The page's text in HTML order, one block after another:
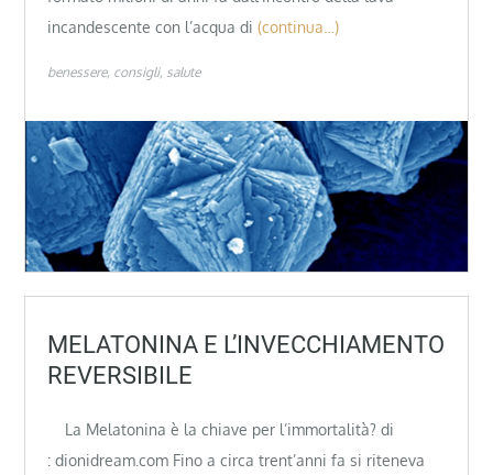
incandescente con l’acqua di (continua…)
benessere consigli salute
MELATONINA E L’INVECCHIAMENTO
REVERSIBILE
La Melatonina è la chiave per l’immortalità? di
: dionidream.com Fino a circa trent’anni fa si riteneva